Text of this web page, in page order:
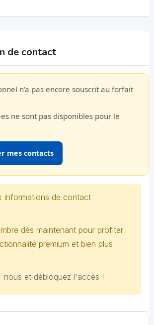
de contact
n'a pas encore souscrit au forfait
ne sont pas disponibles pour le
mes contacts
informations de contact
dès maintenant pour profiter
premium et bien plus
nous et débloquez l'accès !